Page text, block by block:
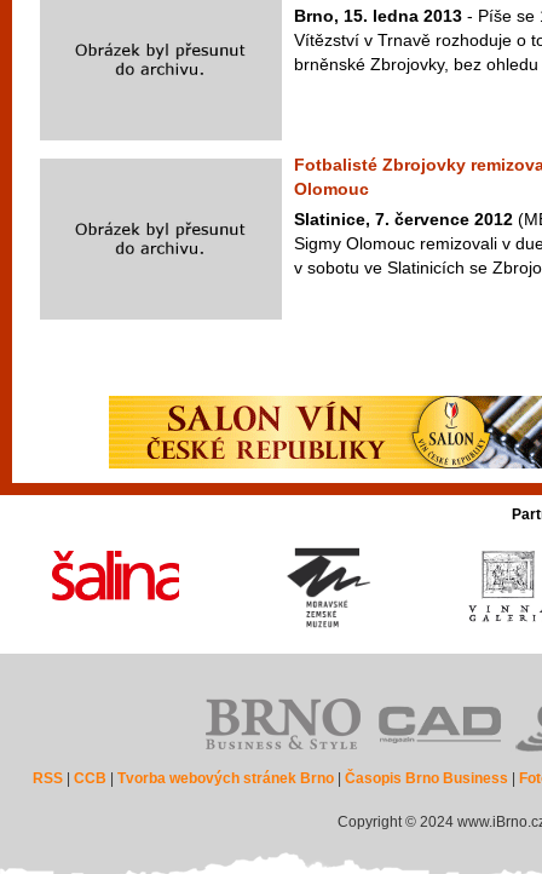
Brno, 15. ledna 2013 - Píše se
Vítězství v Trnavě rozhoduje o
brněnské Zbrojovky, bez
Fotbalisté Zbrojovky
Olomouc
Slatinice, 7. července 2012
Sigmy Olomouc remizovali v
v sobotu ve Slatinicích se
RSS |CCB |Tvorba webových stránek Brno |Časopis Brno Business
Copyright © 2024